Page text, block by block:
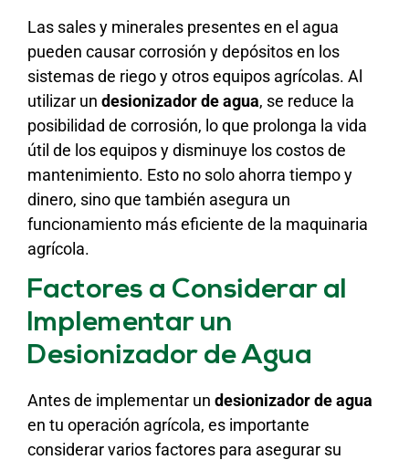
Las sales y minerales presentes en el agua
pueden causar corrosión y depósitos en los
sistemas de riego y otros equipos agrícolas. Al
utilizar un desionizador de agua, se reduce la
posibilidad de corrosión, lo que prolonga la vida
útil de los equipos y disminuye los costos de
mantenimiento. Esto no solo ahorra tiempo y
dinero, sino que también asegura un
funcionamiento más eficiente de la maquinaria
agrícola.
Factores a Considerar al
Implementar un
Desionizador de Agua
Antes de implementar un desionizador de agua
en tu operación agrícola, es importante
considerar varios factores para asegurar su